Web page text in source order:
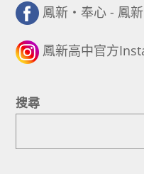
鳳新・奉心 - 鳳
鳳新高中官方
搜尋